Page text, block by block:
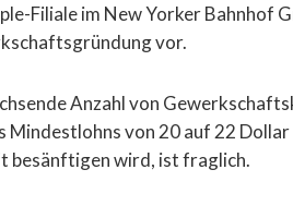
Filiale im New Yorker Bahnhof
vor.
Anzahl von
Mindestlohns von 20 auf 22
besänftigen wird, ist fraglich.